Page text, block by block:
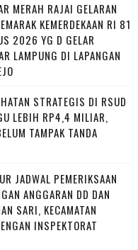
MERAH RAJAI GELARAN
KEMERDEKAAN RI 81
2026 YG D GELAR
LAMPUNG DI LAPANGAN
STRATEGIS DI RSUD
LEBIH RP4,4 MILIAR,
TAMPAK TANDA
JADWAL PEMERIKSAAN
ANGGARAN DD DAN
SARI, KECAMATAN
INSPEKTORAT